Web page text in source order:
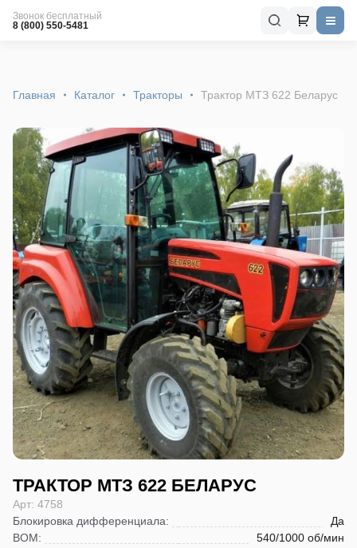
Звонок бесплатный
8 (800) 550-5481
Главная Каталог Тракторы Трактор МТЗ 622 Беларус
ТРАКТОР МТЗ 622 БЕЛАРУС
Арт: 4758
Блокировка дифференциала:
Да
ВОМ:
540/1000 об/мин